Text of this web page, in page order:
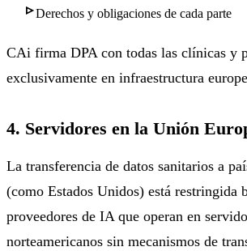
Derechos y obligaciones de cada parte
CAi firma DPA con todas las clínicas y
exclusivamente en infraestructura
4. Servidores en la Unión
La transferencia de datos sanitarios a
(como Estados Unidos) está restringida
proveedores de IA que operan en
norteamericanos sin mecanismos de